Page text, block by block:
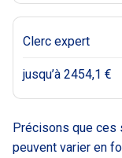
Clerc expert
jusqu’à 2454,1 €
Précisons que
peuvent varier en